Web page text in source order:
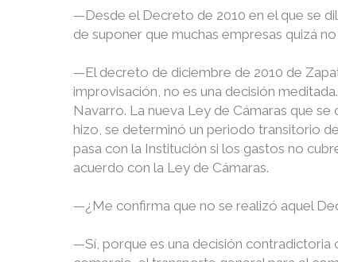
—Desde el Decreto de 2010 en el que se
de suponer que muchas empresas quizá
—El decreto de diciembre de 2010 de
improvisación, no es una decisión
Navarro. La nueva Ley de Cámaras que
hizo, se determinó un periodo transitorio
pasa con la Institución si los gastos no
acuerdo con la Ley de Cámaras.
—¿Me confirma que no se realizó aquel
—Sí, porque es una decisión contradictoria